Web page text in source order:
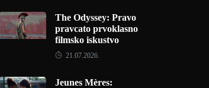
The Odyssey: Pravo
pravcato prvoklasno
filmsko iskustvo
21.07.2026.
Jeunes Mères: